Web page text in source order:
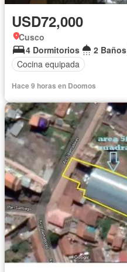
USD72,000
Cusco
4 Dormitorios
2 Baños
Cocina equipada
Hace 9 horas en Doomos